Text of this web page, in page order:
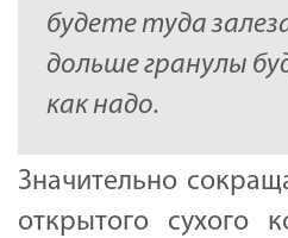
будете туда
дольше гранулы
как надо.
Значительно
открытого сухого